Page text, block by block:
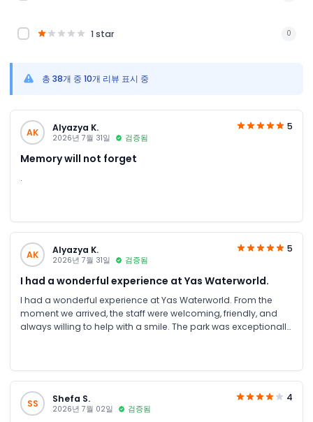
1 star 0
총 38개 중 10개 리뷰 표시 중
AK Alyazya K.
2026년 7월 31일 검증됨
5
Memory will not forget
.
AK Alyazya K.
2026년 7월 31일 검증됨
5
I had a wonderful experience at Yas Waterworld.
I had a wonderful experience at Yas Waterworld. From the
moment we arrived, the staff were welcoming, friendly, and
always willing to help with a smile. The park was exceptionally
SS Shefa S.
2026년 7월 02일 검증됨
4